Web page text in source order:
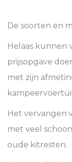
De soorten en
Helaas kunnen
prijsopgave
met zijn
Het vervangen
met veel
oude kitresten.